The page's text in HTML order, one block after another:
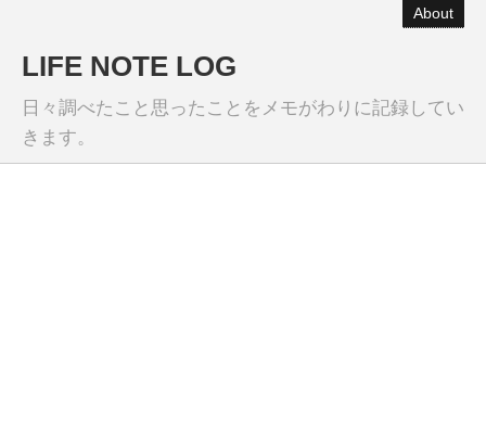
About
LIFE NOTE LOG
日々調べたこと思ったことをメモがわりに記録してい
きます。